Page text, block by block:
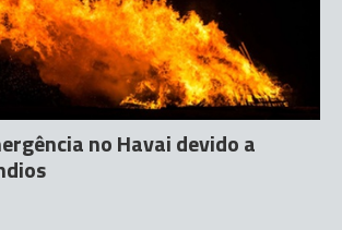
no Havai devido a